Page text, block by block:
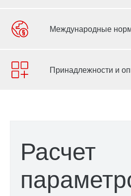
Форма обратной связи
Филиалы
Расчет